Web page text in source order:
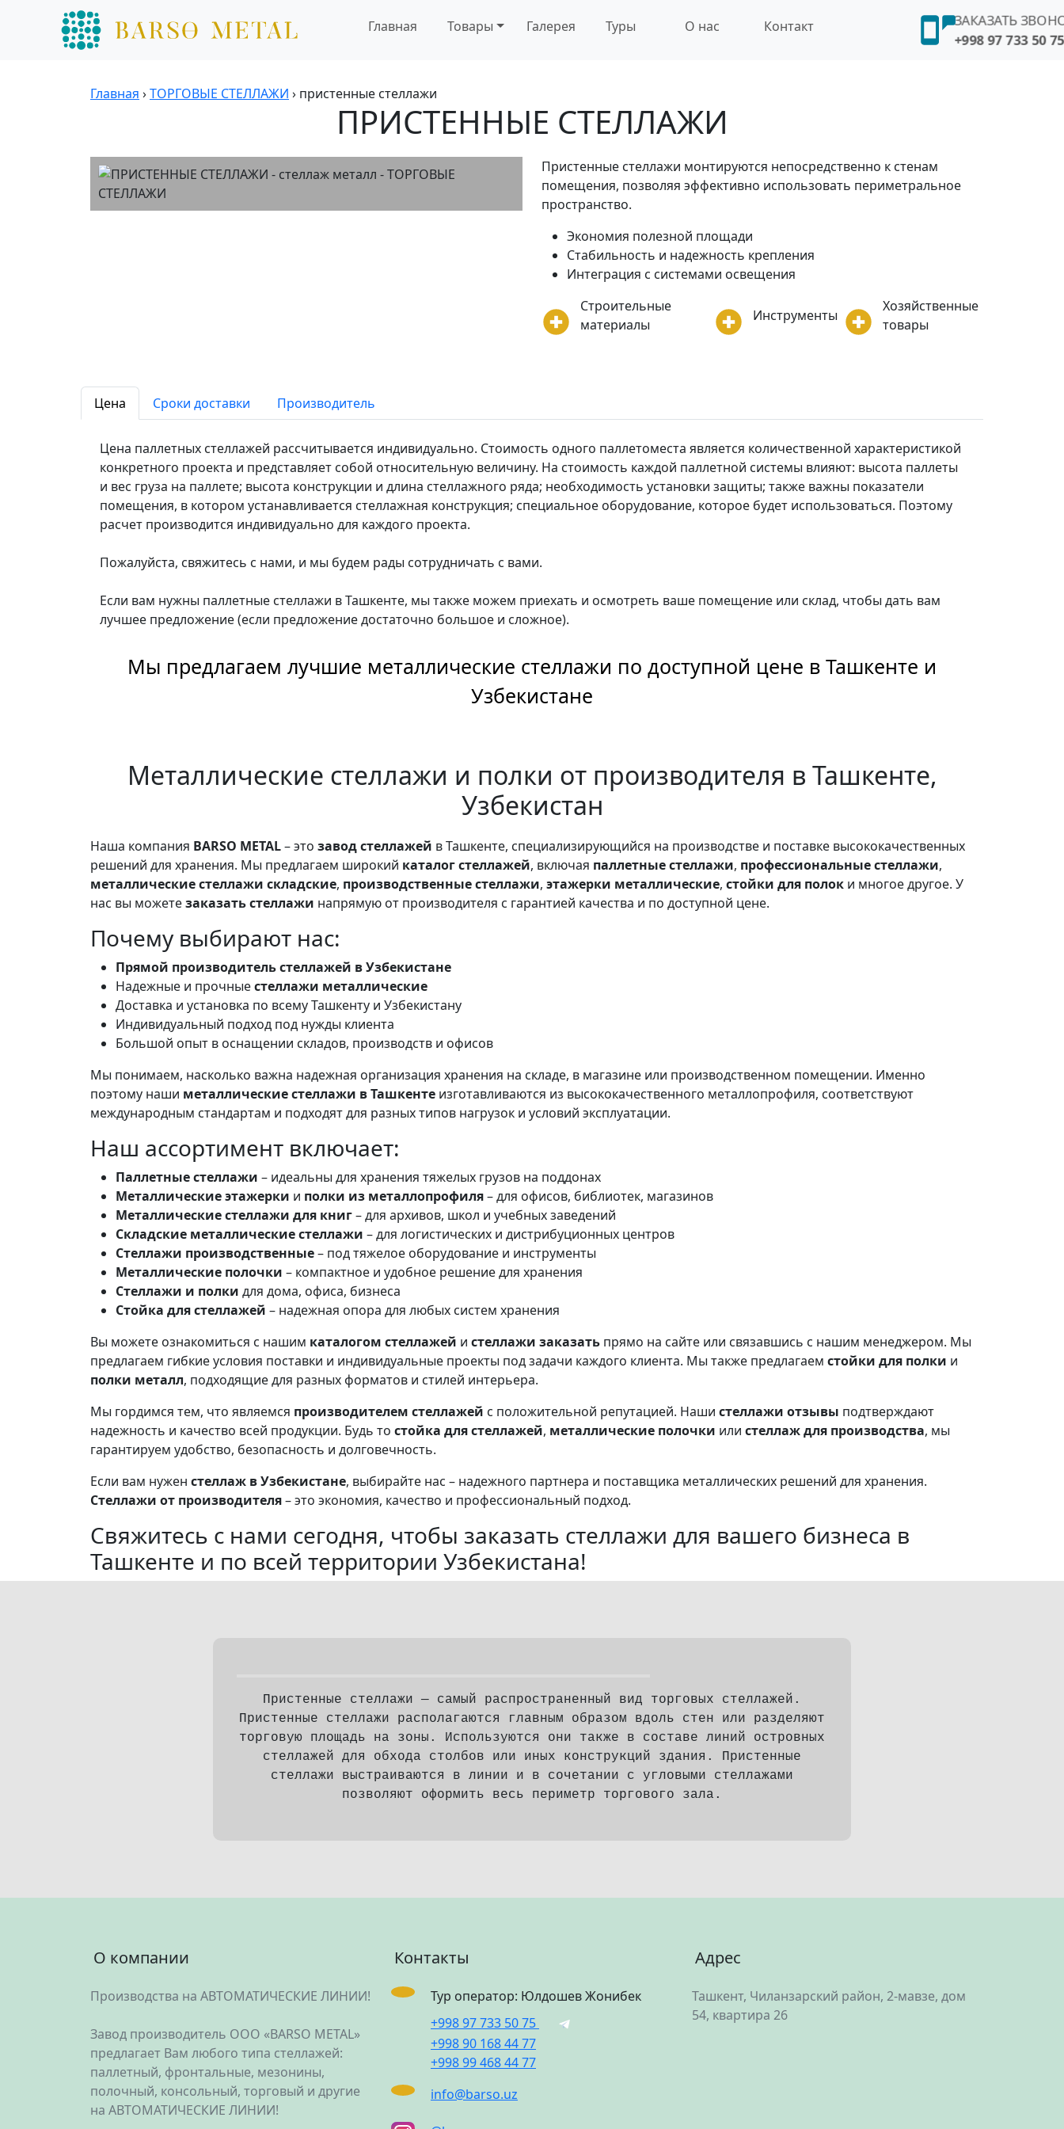
Главная Товары Галерея Туры О нас Контакт
ЗАКАЗАТЬ
+998 97 733 50 75
Главная ›ТОРГОВЫЕ СТЕЛЛАЖИ › пристенные стеллажи
ПРИСТЕННЫЕ СТЕЛЛАЖИ
Пристенные стеллажи монтируются непосредственно к стенам
помещения, позволяя эффективно использовать периметральное
пространство.
Экономия полезной площади
Стабильность и надежность крепления
Интеграция с системами освещения
Строительные
материалы
Инструменты
Хозяйственные
товары
Цена Сроки доставки Производитель
Цена паллетных стеллажей рассчитывается индивидуально. Стоимость одного паллетоместа является количественной характеристикой
конкретного проекта и представляет собой относительную величину. На стоимость каждой паллетной системы влияют: высота паллеты
и вес груза на паллете; высота конструкции и длина стеллажного ряда; необходимость установки защиты; также важны показатели
помещения, в котором устанавливается стеллажная конструкция; специальное оборудование, которое будет использоваться. Поэтому
расчет производится индивидуально для каждого проекта.
Пожалуйста, свяжитесь с нами, и мы будем рады сотрудничать с вами.
Если вам нужны паллетные стеллажи в Ташкенте, мы также можем приехать и осмотреть ваше помещение или склад, чтобы дать вам
лучшее предложение (если предложение достаточно большое и сложное).
Мы предлагаем лучшие металлические стеллажи по доступной цене в Ташкенте и
Узбекистане
Металлические стеллажи и полки от производителя в Ташкенте,
Узбекистан
Наша компания BARSO METAL– это завод стеллажей в Ташкенте, специализирующийся на производстве и поставке высококачественных
решений для хранения. Мы предлагаем широкий каталог стеллажей, включая паллетные стеллажи, профессиональные стеллажи,
металлические стеллажи складские, производственные стеллажи, этажерки металлические, стойки для полок и многое другое. У
нас вы можетезаказать стеллажи напрямую от производителя с гарантией качества и по доступной цене.
Почему выбирают нас:
Прямой производитель стеллажей в Узбекистане
Надежные и прочныестеллажи металлические
Доставка и установка по всему Ташкенту и Узбекистану
Индивидуальный подход под нужды клиента
Большой опыт в оснащении складов, производств и офисов
Мы понимаем, насколько важна надежная организация хранения на складе, в магазине или производственном помещении. Именно
поэтому наши металлические стеллажи в Ташкенте изготавливаются из высококачественного металлопрофиля, соответствуют
международным стандартам и подходят для разных типов нагрузок и условий эксплуатации.
Наш ассортимент включает:
Паллетные стеллажи – идеальны для хранения тяжелых грузов на поддонах
Металлические этажерки и полки из металлопрофиля– для офисов, библиотек, магазинов
Металлические стеллажи для книг– для архивов, школ и учебных заведений
Складские металлические стеллажи – для логистических и дистрибуционных центров
Стеллажи производственные– под тяжелое оборудование и инструменты
Металлические полочки – компактное и удобное решение для хранения
Стеллажи и полки для дома, офиса, бизнеса
Стойка для стеллажей – надежная опора для любых систем хранения
Вы можете ознакомиться с нашим каталогом стеллажей и стеллажи заказать прямо на сайте или связавшись с нашим менеджером. Мы
предлагаем гибкие условия поставки и индивидуальные проекты под задачи каждого клиента. Мы также предлагаем стойки для полки и
полки металл, подходящие для разных форматов и стилей интерьера.
Мы гордимся тем, что являемся производителем стеллажей с положительной репутацией. Наши стеллажи отзывы подтверждают
надежность и качество всей продукции. Будь то стойка для стеллажей, металлические полочки или стеллаж для производства, мы
гарантируем удобство, безопасность и долговечность.
Если вам нужен стеллаж в Узбекистане, выбирайте нас – надежного партнера и поставщика металлических решений для хранения.
Стеллажи от производителя– это экономия, качество и профессиональный подход.
Свяжитесь с нами сегодня, чтобы заказать стеллажи для вашего бизнеса в
Ташкенте и по всей территории Узбекистана!
Пристенные стеллажи — самый распространенный вид торговых стеллажей.
Пристенные стеллажи располагаются главным образом вдоль стен или разделяют
торговую площадь на зоны. Используются они также в составе линий островных
стеллажей для обхода столбов или иных конструкций здания. Пристенные
стеллажи выстраиваются в линии и в сочетании с угловыми стеллажами
позволяют оформить весь периметр торгового зала.
О компании
Производства на АВТОМАТИЧЕСКИЕ ЛИНИИ!
Завод производитель ООО «BARSO METAL»
предлагает Вам любого типа стеллажей:
паллетный, фронтальные, мезонины,
полочный, консольный, торговый и другие
на АВТОМАТИЧЕСКИЕ ЛИНИИ!
Контакты
Тур оператор: Юлдошев Жонибек
+998 97 733 50 75
+998 90 168 44 77
+998 99 468 44 77
info@barso.uz
Адрес
Ташкент, Чиланзарский район, 2-мавзе, дом
54, квартира 26